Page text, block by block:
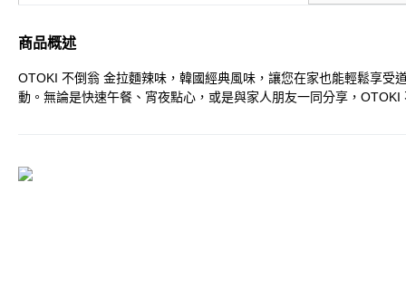
商品概述
OTOKI 不倒翁 金拉麵辣味，韓國經典風味，讓您在家也能輕鬆享
動。無論是快速午餐、宵夜點心，或是與家人朋友一同分享，